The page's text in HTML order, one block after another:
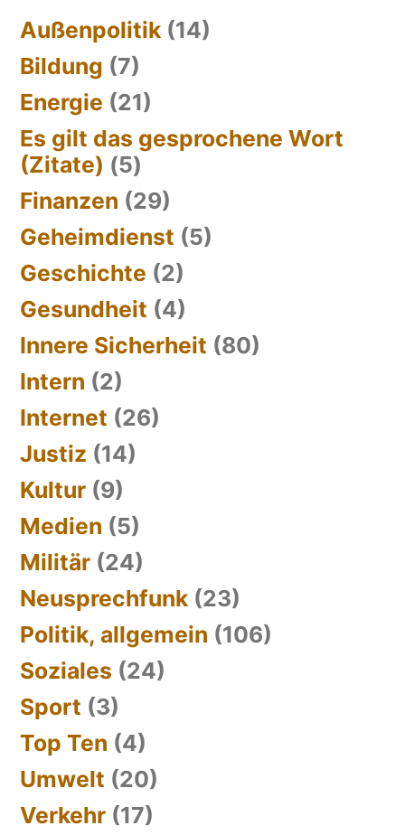
Außenpolitik (14)
Bildung (7)
Energie (21)
Es gilt das gesprochene Wort
(Zitate) (5)
Finanzen (29)
Geheimdienst (5)
Geschichte (2)
Gesundheit (4)
Innere Sicherheit (80)
Intern (2)
Internet (26)
Justiz (14)
Kultur (9)
Medien (5)
Militär (24)
Neusprechfunk (23)
Politik, allgemein (106)
Soziales (24)
Sport (3)
Top Ten (4)
Umwelt (20)
Verkehr (17)